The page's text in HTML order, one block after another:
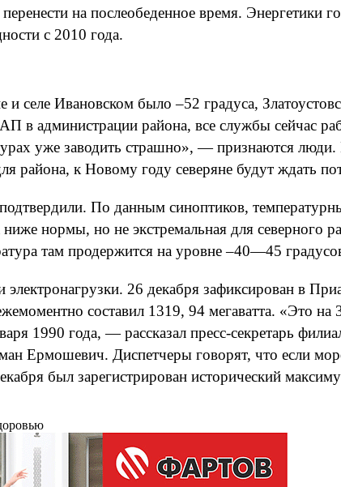
на послеобеденное время. Энергетики
с 2010 года.
селе Ивановском было –52 градуса,
в администрации района, все службы сейчас
уже заводить страшно», — признаются
района, к Новому году северяне будут ждать
По данным синоптиков,
нормы, но не экстремальная для северного
там продержится на уровне –40—45
26 декабря зафиксирован в
составил 1319, 94 мегаватта. «Это
1990 года, — рассказал пресс-секретарь
Ермошевич. Диспетчеры говорят, что если
был зарегистрирован исторический